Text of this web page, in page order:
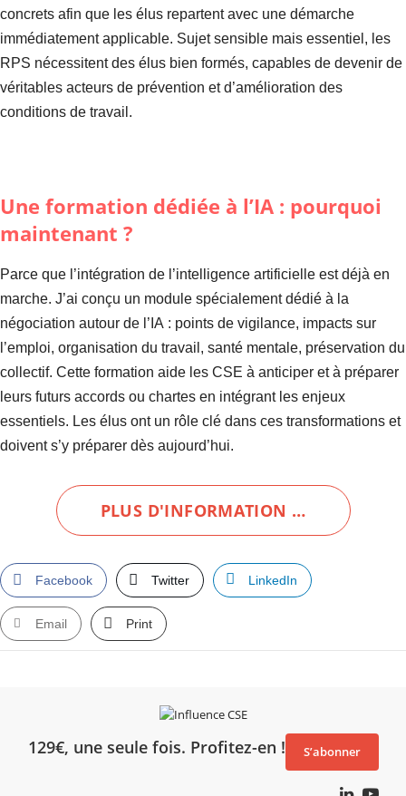
concrets afin que les élus repartent avec une démarche
immédiatement applicable. Sujet sensible mais essentiel, les
RPS nécessitent des élus bien formés, capables de devenir de
véritables acteurs de prévention et d’amélioration des
conditions de travail.
Une formation dédiée à l’IA : pourquoi
maintenant ?
Parce que l’intégration de l’intelligence artificielle est déjà en
marche. J’ai conçu un module spécialement dédié à la
négociation autour de l’IA : points de vigilance, impacts sur
l’emploi, organisation du travail, santé mentale, préservation du
collectif. Cette formation aide les CSE à anticiper et à préparer
leurs futurs accords ou chartes en intégrant les enjeux
essentiels. Les élus ont un rôle clé dans ces transformations et
doivent s’y préparer dès aujourd’hui.
PLUS D'INFORMATION …
Facebook Twitter LinkedIn
Email Print
129€, une seule fois. Profitez-en ! S’abonner